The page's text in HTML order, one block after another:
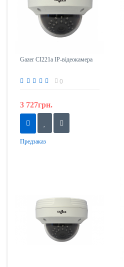
Gazer CI221a IP-відеокамера
0
3 727грн.
Предзаказ